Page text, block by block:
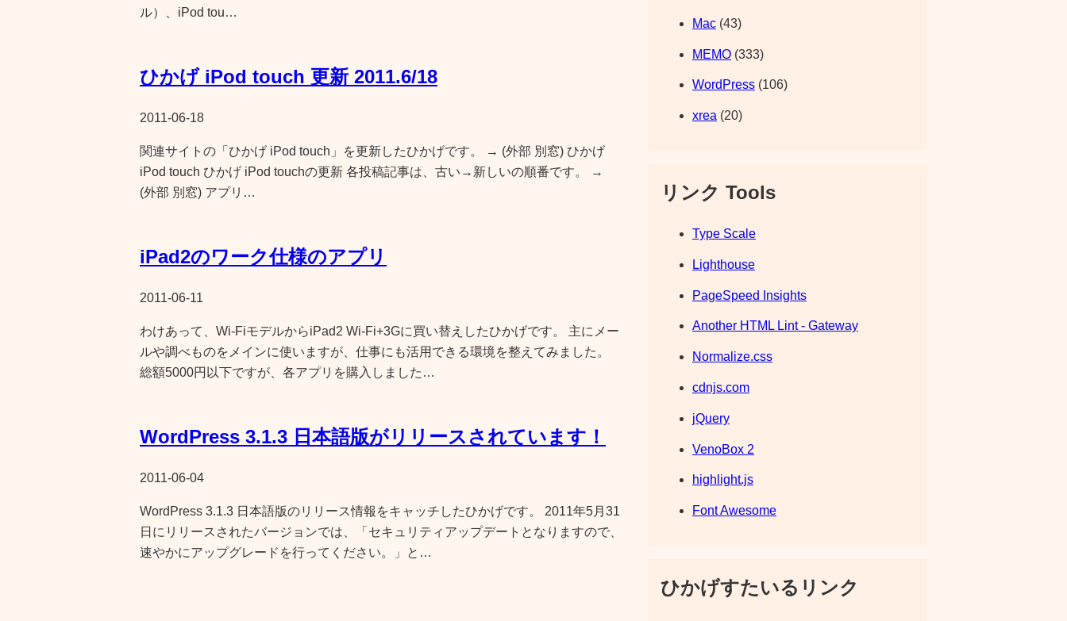
ル）、iPod tou…
ひかげ iPod touch 更新 2011.6/18
2011-06-18
関連サイトの「ひかげ iPod touch」を更新したひかげです。 → (外部 別窓) ひかげ
iPod touch ひかげ iPod touchの更新 各投稿記事は、古い→新しいの順番です。 →
(外部 別窓) アプリ…
iPad2のワーク仕様のアプリ
2011-06-11
わけあって、Wi-FiモデルからiPad2 Wi-Fi+3Gに買い替えしたひかげです。 主にメー
ルや調べものをメインに使いますが、仕事にも活用できる環境を整えてみました。
総額5000円以下ですが、各アプリを購入しました…
WordPress 3.1.3 日本語版がリリースされています！
2011-06-04
WordPress 3.1.3 日本語版のリリース情報をキャッチしたひかげです。 2011年5月31
日にリリースされたバージョンでは、「セキュリティアップデートとなりますので、
速やかにアップグレードを行ってください。」と…
Mac (43)
MEMO (333)
WordPress (106)
xrea (20)
リンク Tools
Type Scale
Lighthouse
PageSpeed Insights
Another HTML Lint - Gateway
Normalize.css
cdnjs.com
jQuery
VenoBox 2
highlight.js
Font Awesome
ひかげすたいるリンク